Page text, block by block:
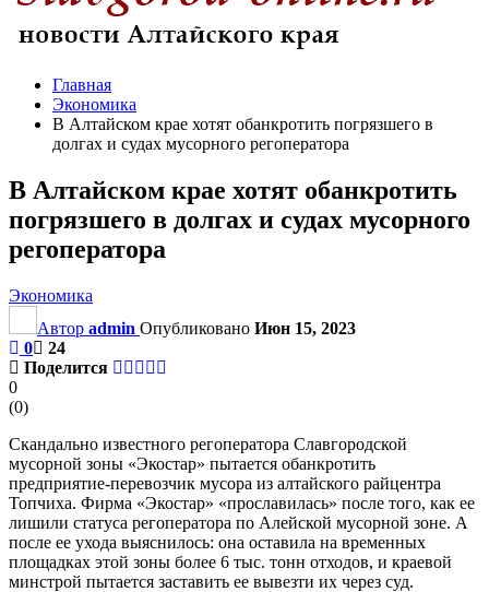
Главная
Экономика
В Алтайском крае хотят обанкротить погрязшего в
долгах и судах мусорного регоператора
В Алтайском крае хотят обанкротить
погрязшего в долгах и судах мусорного
регоператора
Экономика
Автор admin Опубликовано Июн 15, 2023
0
24
Поделится
0
(0)
Скандально известного регоператора Славгородской
мусорной зоны «Экостар» пытается обанкротить
предприятие-перевозчик мусора из алтайского райцентра
Топчиха. Фирма «Экостар» «прославилась» после того, как ее
лишили статуса регоператора по Алейской мусорной зоне. А
после ее ухода выяснилось: она оставила на временных
площадках этой зоны более 6 тыс. тонн отходов, и краевой
минстрой пытается заставить ее вывезти их через суд.